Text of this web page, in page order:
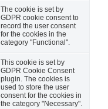
The cookie is set by
GDPR cookie consent to
record the user consent
for the cookies in the
category "Functional".
This cookie is set by
GDPR Cookie Consent
plugin. The cookies is
used to store the user
consent for the cookies in
the category "Necessary".